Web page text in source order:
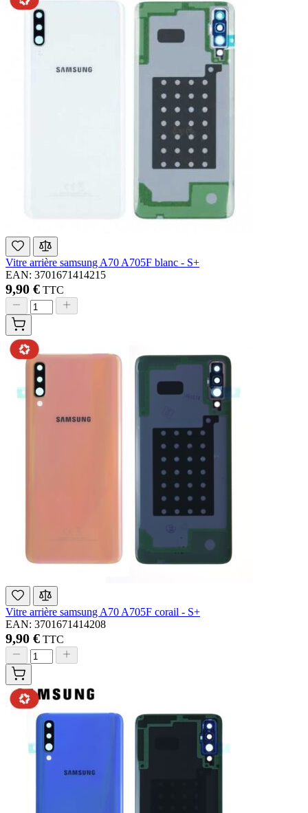
Vitre arrière samsung A70 A705F blanc - S+
EAN: 3701671414215
9,90 € TTC
Vitre arrière samsung A70 A705F corail - S+
EAN: 3701671414208
9,90 € TTC